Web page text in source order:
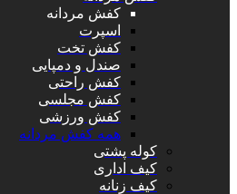
کفش مردانه
اسپرت
کفش تخت
صندل و دمپایی
کفش راحتی
کفش مجلسی
کفش ورزشی
همه کفش مردانه
کوله پشتی
کیف اداری
کیف زنانه